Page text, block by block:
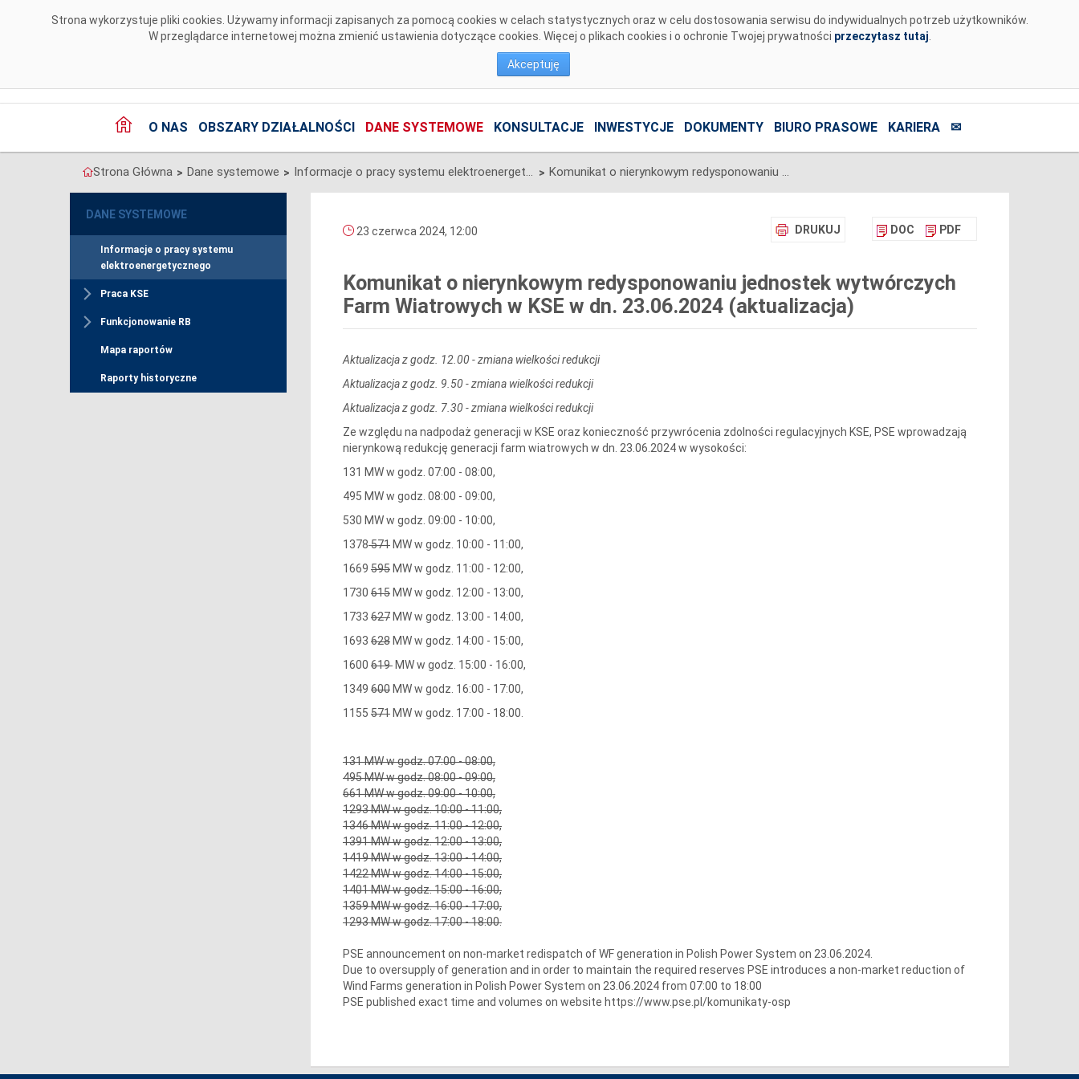
Strona wykorzystuje pliki cookies. Używamy informacji zapisanych za pomocą cookies w celach statystycznych oraz w celu dostosowania serwisu do indywidualnych potrzeb użytkowników.
W przeglądarce internetowej można zmienić ustawienia dotyczące cookies. Więcej o plikach cookies i o ochronie Twojej prywatności przeczytasz tutaj
Akceptuję
O NAS OBSZARY DZIAŁALNOŚCI DANE SYSTEMOWE KONSULTACJE INWESTYCJE DOKUMENTY BIURO PRASOWE KARIERA ✉
Strona Główna > Dane systemowe > Informacje o pracy systemu elektroenergetycznego > Komunikat o nierynkowym redysponowaniu jednostek wytwórczych Farm Wiatrowych w KSE w dn. 23.06.2024 (aktualizacja)
DANE SYSTEMOWE
Informacje o pracy systemu
elektroenergetycznego
Praca KSE
Funkcjonowanie RB
Mapa raportów
Raporty historyczne
DRUKUJ DOC PDF
23 czerwca 2024, 12:00
Komunikat o nierynkowym redysponowaniu jednostek wytwórczych
Farm Wiatrowych w KSE w dn. 23.06.2024 (aktualizacja)
Aktualizacja z godz. 12.00 - zmiana wielkości redukcji
Aktualizacja z godz. 9.50 - zmiana wielkości redukcji
Aktualizacja z godz. 7.30 - zmiana wielkości redukcji
Ze względu na nadpodaż generacji w KSE oraz konieczność przywrócenia zdolności regulacyjnych KSE, PSE wprowadzają
nierynkową redukcję generacji farm wiatrowych w dn. 23.06.2024 w wysokości:
131 MW w godz. 07:00 - 08:00,
495 MW w godz. 08:00 - 09:00,
530 MW w godz. 09:00 - 10:00,
1378571MW w godz. 10:00 - 11:00,
1669 595MW w godz. 11:00 - 12:00,
1730 615MW w godz. 12:00 - 13:00,
1733 627MW w godz. 13:00 - 14:00,
1693 628MW w godz. 14:00 - 15:00,
1600 619MW w godz. 15:00 - 16:00,
1349 600MW w godz. 16:00 - 17:00,
1155 571MW w godz. 17:00 - 18:00.
131 MW w godz. 07:00 - 08:00,
495 MW w godz. 08:00 - 09:00,
661 MW w godz. 09:00 - 10:00,
1293 MW w godz. 10:00 - 11:00,
1346 MW w godz. 11:00 - 12:00,
1391 MW w godz. 12:00 - 13:00,
1419 MW w godz. 13:00 - 14:00,
1422 MW w godz. 14:00 - 15:00,
1401 MW w godz. 15:00 - 16:00,
1359 MW w godz. 16:00 - 17:00,
1293 MW w godz. 17:00 - 18:00.
PSE announcement on non-market redispatch of WF generation in Polish Power System on 23.06.2024.
Due to oversupply of generation and in order to maintain the required reserves PSE introduces a non-market reduction of
Wind Farms generation in Polish Power System on 23.06.2024 from 07:00 to 18:00
PSE published exact time and volumes on website https://www.pse.pl/komunikaty-osp